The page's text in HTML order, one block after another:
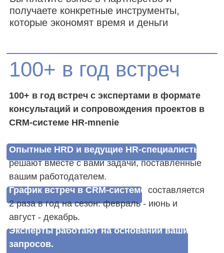
Партнерство для
всех участников HR-
сообщества